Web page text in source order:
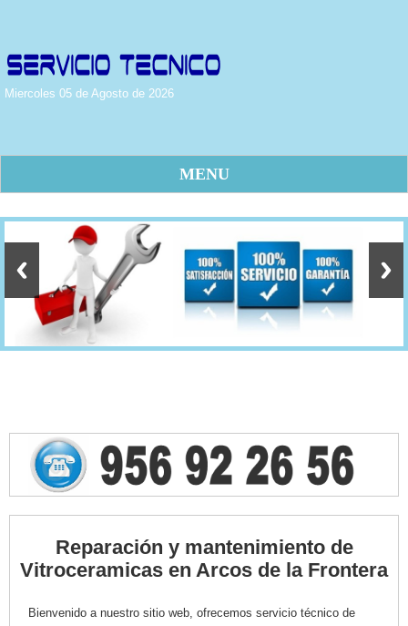
Miercoles 05 de Agosto de 2026
MENU
Reparación y mantenimiento de
Vitroceramicas en Arcos de la Frontera
Bienvenido a nuestro sitio web, ofrecemos servicio técnico de